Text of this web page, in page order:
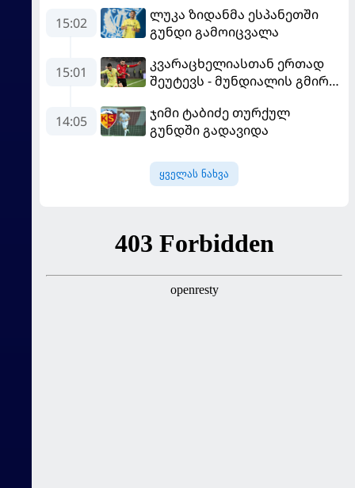
15:02
ლუკა ზიდანმა ესპანეთში
გუნდი გამოიცვალა
15:01
კვარაცხელიასთან ერთად
შეუტევს - მუნდიალის გმირი
გახდება
14:05
ჯიმი ტაბიძე თურქულ
გუნდში გადავიდა
ყველას ნახვა